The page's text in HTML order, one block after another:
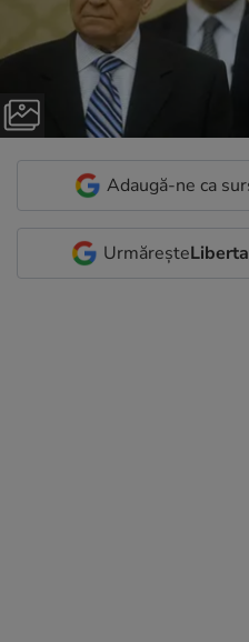
Adaugă-ne ca
Urmărește